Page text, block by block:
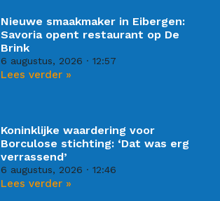
Nieuwe smaakmaker in Eibergen:
Savoria opent restaurant op De
Brink
6 augustus, 2026 12:57
Lees verder »
Koninklijke waardering voor
Borculose stichting: ‘Dat was erg
verrassend’
6 augustus, 2026 12:46
Lees verder »